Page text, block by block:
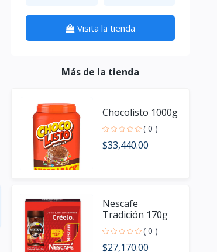
Visita la tienda
Más de la tienda
Chocolisto 1000g
( 0 )
$33,440.00
Nescafe
Tradición 170g
( 0 )
$27,170.00